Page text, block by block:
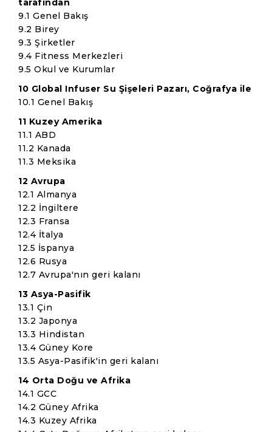
tarafından
9.1 Genel Bakış
9.2 Birey
9.3 Şirketler
9.4 Fitness Merkezleri
9.5 Okul ve Kurumlar
10 Global Infuser Su Şişeleri Pazarı, Coğrafya ile
10.1 Genel Bakış
11 Kuzey Amerika
11.1 ABD
11.2 Kanada
11.3 Meksika
12 Avrupa
12.1 Almanya
12.2 İngiltere
12.3 Fransa
12.4 İtalya
12.5 İspanya
12.6 Rusya
12.7 Avrupa'nın geri kalanı
13 Asya-Pasifik
13.1 Çin
13.2 Japonya
13.3 Hindistan
13.4 Güney Kore
13.5 Asya-Pasifik'in geri kalanı
14 Orta Doğu ve Afrika
14.1 GCC
14.2 Güney Afrika
14.3 Kuzey Afrika